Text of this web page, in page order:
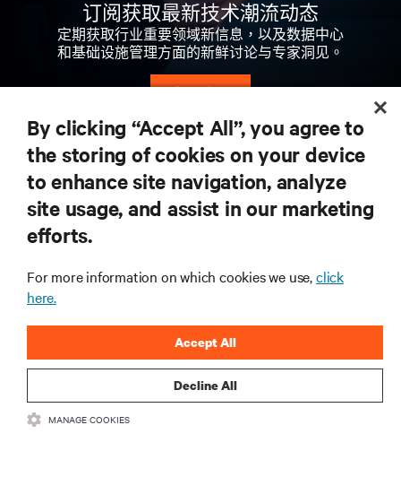
订阅获取最新技术潮流动态
定期获取行业重要领域新信息，以及数据中心
和基础设施管理方面的新鲜讨论与专家洞见。
資源
支援
總公司
By clicking “Accept All”, you agree to
the storing of cookies on your device
to enhance site navigation, analyze
site usage, and assist in our marketing
efforts.
For more information on which cookies we use,click
here.
Decline All
Accept All
MANAGE COOKIES